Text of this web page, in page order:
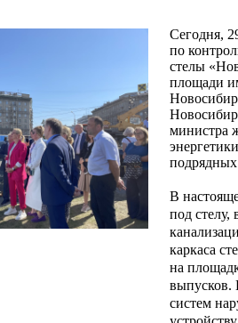
Сегодня,
по
стелы
площади
министра
В
под стелу,
каркаса
на
выпусков.
систем